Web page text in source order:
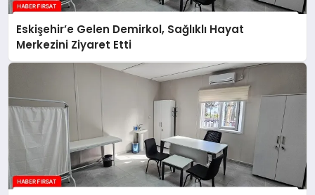
Eskişehir’e Gelen Demirkol, Sağlıklı Hayat
Merkezini Ziyaret Etti